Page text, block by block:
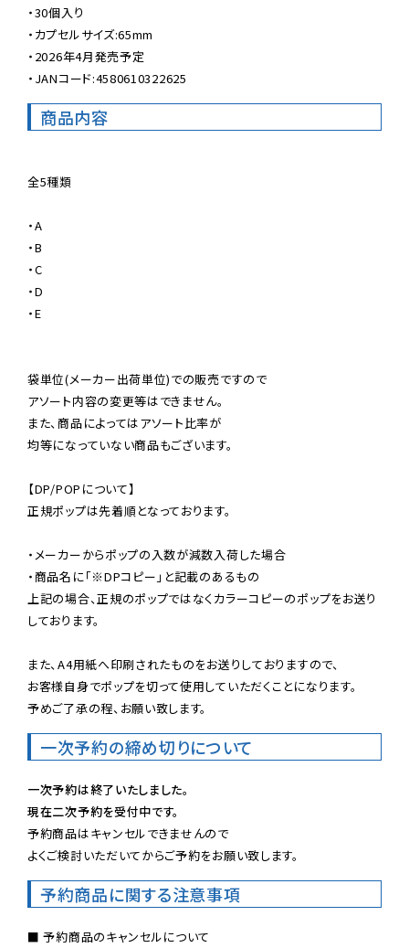
・30個入り
・カプセルサイズ:65mm
・2026年4月発売予定
・JANコード:4580610322625
商品内容
全5種類
・A
・B
・C
・D
・E
袋単位(メーカー出荷単位)での販売ですので
アソート内容の変更等はできません。
また、商品によってはアソート比率が
均等になっていない商品もございます。
【DP/POPについて】
正規ポップは先着順となっております。
・メーカーからポップの入数が減数入荷した場合
・商品名に「※DPコピー」と記載のあるもの
上記の場合、正規のポップではなくカラーコピーのポップをお送り
しております。
また、A4用紙へ印刷されたものをお送りしておりますので、
お客様自身でポップを切って使用していただくことになります。
予めご了承の程、お願い致します。
一次予約の締め切りについて
一次予約は終了いたしました。
現在二次予約を受付中です。
予約商品はキャンセルできませんので
よくご検討いただいてからご予約をお願い致します。
予約商品に関する注意事項